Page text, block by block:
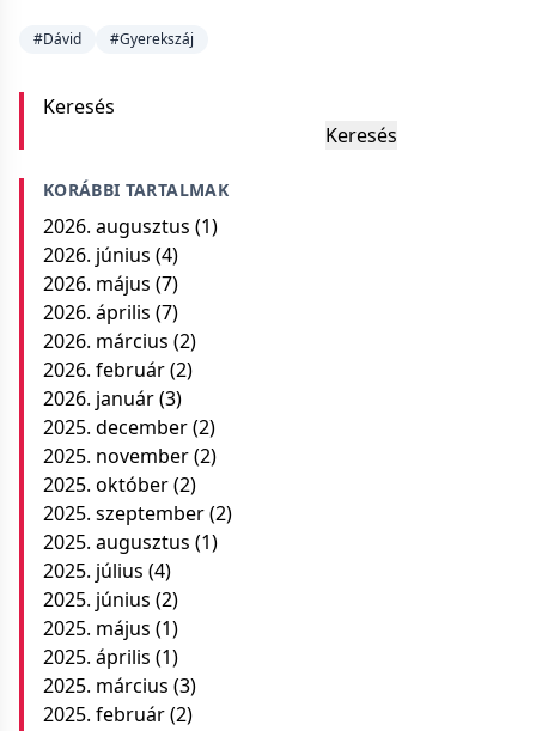
#Dávid #Gyerekszáj
Keresés
Keresés
KORÁBBI TARTALMAK
2026. augusztus (1)
2026. június (4)
2026. május (7)
2026. április (7)
2026. március (2)
2026. február(2)
2026. január(3)
2025. december(2)
2025. november(2)
2025. október(2)
2025. szeptember(2)
2025. augusztus (1)
2025. július (4)
2025. június (2)
2025. május (1)
2025. április (1)
2025. március (3)
2025. február(2)